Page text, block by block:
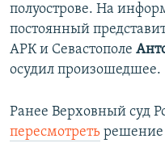
полуострове. На
постоянный
АРК и Севастополе
осудил произошедшее.
Ранее Верховный суд
пересмотреть